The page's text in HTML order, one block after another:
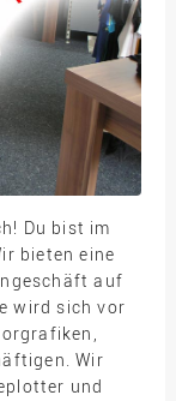
Du bist im
bieten eine
auf
wird sich vor
Wir
und